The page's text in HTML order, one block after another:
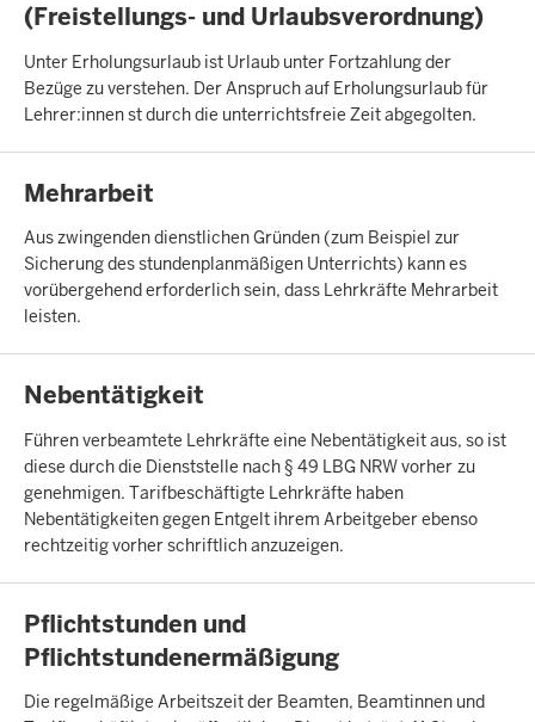
(Freistellungs- und Urlaubsverordnung)
Unter Erholungsurlaub ist Urlaub unter Fortzahlung der
Bezüge zu verstehen. Der Anspruch auf Erholungsurlaub für
Lehrer:innen st durch die unterrichtsfreie Zeit abgegolten.
INHALTSSEITE
Mehrarbeit
Aus zwingenden dienstlichen Gründen (zum Beispiel zur
Sicherung des stundenplanmäßigen Unterrichts) kann es
vorübergehend erforderlich sein, dass Lehrkräfte Mehrarbeit
leisten.
INHALTSSEITE
Nebentätigkeit
Führen verbeamtete Lehrkräfte eine Nebentätigkeit aus, so ist
diese durch die Dienststelle nach § 49 LBG NRW vorher zu
genehmigen. Tarifbeschäftigte Lehrkräfte haben
Nebentätigkeiten gegen Entgelt ihrem Arbeitgeber ebenso
rechtzeitig vorher schriftlich anzuzeigen.
INHALTSSEITE
Pflichtstunden und
Pflichtstundenermäßigung
Die regelmäßige Arbeitszeit der Beamten, Beamtinnen und